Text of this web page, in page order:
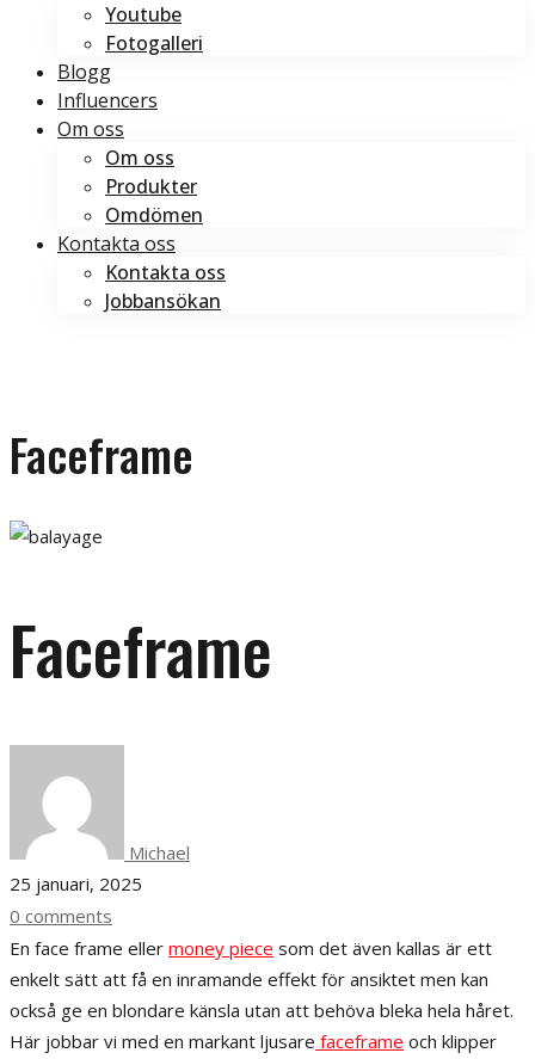
Youtube
Fotogalleri
Blogg
Influencers
Om oss
Om oss
Produkter
Omdömen
Kontakta oss
Kontakta oss
Jobbansökan
Faceframe
Faceframe
Michael
25 januari, 2025
0 comments
En face frame eller money piece som det även kallas är ett
enkelt sätt att få en inramande effekt för ansiktet men kan
också ge en blondare känsla utan att behöva bleka hela håret.
Här jobbar vi med en markant ljusare faceframe och klipper